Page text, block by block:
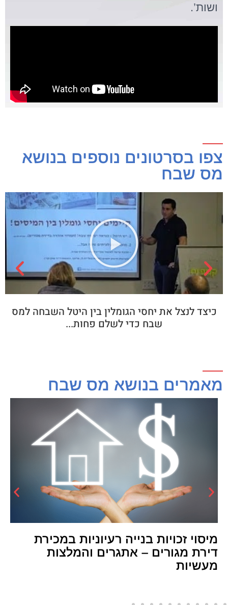
ושות’.
צפו בסרטונים נוספים בנושא
מס שבח
כיצד לנצל את יחסי הגומלין בין היטל השבחה למס
שבח כדי לשלם פחות...
מאמרים בנושא מס שבח
מיסוי זכויות בנייה רעיוניות במכירת
דירת מגורים – אתגרים והמלצות
מעשיות